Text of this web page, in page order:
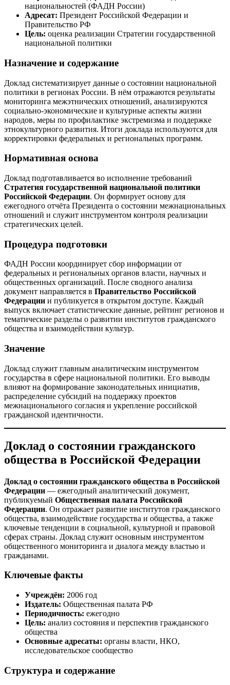
национальностей (ФАДН России)
Адресат: Президент Российской Федерации и
Правительство РФ
Цель: оценка реализации Стратегии государственной
национальной политики
Назначение и содержание
Доклад систематизирует данные о состоянии национальной
политики в регионах России. В нём отражаются результаты
мониторинга межэтнических отношений, анализируются
социально-экономические и культурные аспекты жизни
народов, меры по профилактике экстремизма и поддержке
этнокультурного развития. Итоги доклада используются для
корректировки федеральных и региональных программ.
Нормативная основа
Доклад подготавливается во исполнение требований
Стратегия государственной национальной политики
Российской Федерации. Он формирует основу для
ежегодного отчёта Президента о состоянии межнациональных
отношений и служит инструментом контроля реализации
стратегических целей.
Процедура подготовки
ФАДН России координирует сбор информации от
федеральных и региональных органов власти, научных и
общественных организаций. После сводного анализа
документ направляется в Правительство Российской
Федерации и публикуется в открытом доступе. Каждый
выпуск включает статистические данные, рейтинг регионов и
тематические разделы о развитии институтов гражданского
общества и взаимодействии культур.
Значение
Доклад служит главным аналитическим инструментом
государства в сфере национальной политики. Его выводы
влияют на формирование законодательных инициатив,
распределение субсидий на поддержку проектов
межнационального согласия и укрепление российской
гражданской идентичности.
Доклад о состоянии гражданского
общества в Российской Федерации
Доклад о состоянии гражданского общества в Российской
Федерации — ежегодный аналитический документ,
публикуемый Общественная палата Российской
Федерации. Он отражает развитие институтов гражданского
общества, взаимодействие государства и общества, а также
ключевые тенденции в социальной, культурной и правовой
сферах страны. Доклад служит основным инструментом
общественного мониторинга и диалога между властью и
гражданами.
Ключевые факты
Учреждён: 2006 год
Издатель: Общественная палата РФ
Периодичность: ежегодно
Цель: анализ состояния и перспектив гражданского
общества
Основные адресаты: органы власти, НКО,
исследовательское сообщество
Структура и содержание